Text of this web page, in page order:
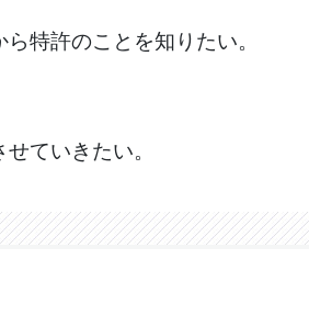
特許のことを知りたい。
ていきたい。